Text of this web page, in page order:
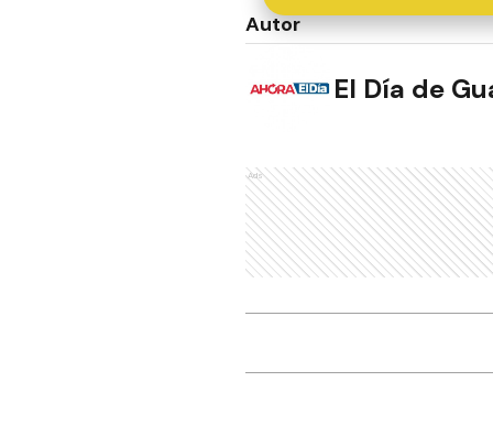
Autor
El Día de
Ads